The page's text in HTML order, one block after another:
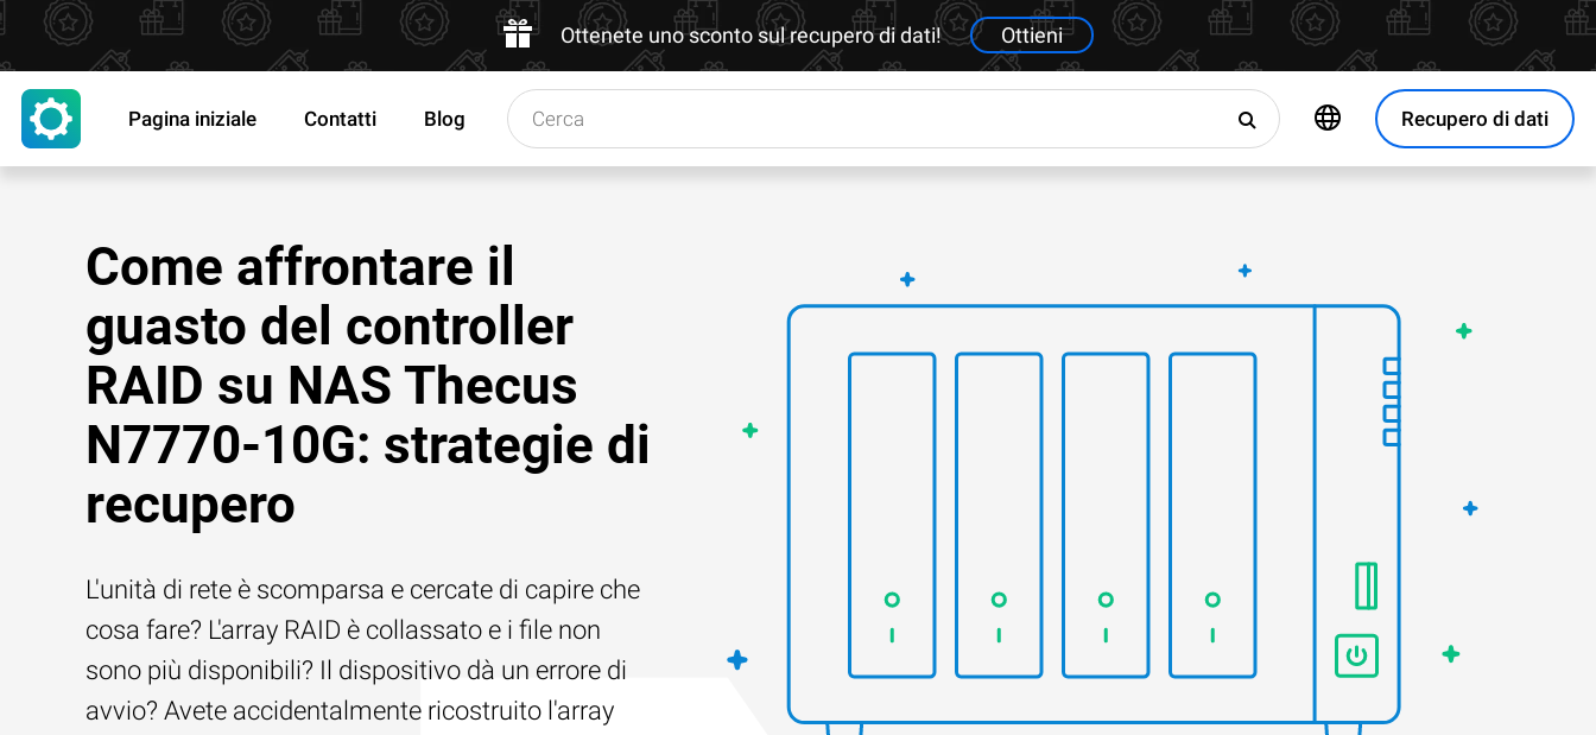
Ottenete uno sconto sul recupero di dati! Ottieni
Recupero di dati
Pagina iniziale Contatti Blog
Come affrontare il
guasto del controller
RAID su NAS Thecus
N7770-10G: strategie di
recupero
L'unità di rete è scomparsa e cercate di capire che
cosa fare? L'array RAID è collassato e i file non
sono più disponibili? Il dispositivo dà un errore di
avvio? Avete accidentalmente ricostruito l'array